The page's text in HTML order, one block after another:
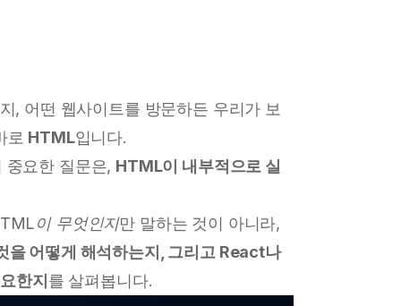
, 어떤 웹사이트를 방문하든 우리가 보
로 HTML입니다.
요한 질문은, HTML이 내부적으로 실
이 무엇인지만 말하는 것이 아니라,
을 어떻게 해석하는지, 그리고 React나
한지 를 살펴봅니다.